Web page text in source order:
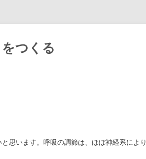
つくる
思います。呼吸の調節は、ほぼ神経系により